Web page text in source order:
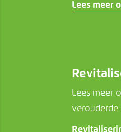
Lees meer
Lees meer
verouderde